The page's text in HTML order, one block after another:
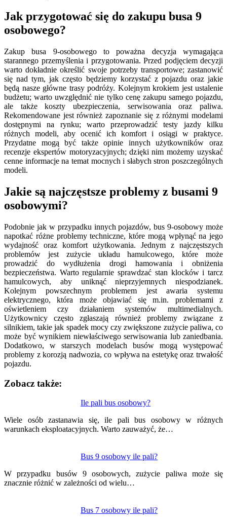
Jak przygotować się do zakupu busa 9
osobowego?
Zakup busa 9-osobowego to poważna decyzja wymagająca
starannego przemyślenia i przygotowania. Przed podjęciem decyzji
warto dokładnie określić swoje potrzeby transportowe; zastanowić
się nad tym, jak często będziemy korzystać z pojazdu oraz jakie
będą nasze główne trasy podróży. Kolejnym krokiem jest ustalenie
budżetu; warto uwzględnić nie tylko cenę zakupu samego pojazdu,
ale także koszty ubezpieczenia, serwisowania oraz paliwa.
Rekomendowane jest również zapoznanie się z różnymi modelami
dostępnymi na rynku; warto przeprowadzić testy jazdy kilku
różnych modeli, aby ocenić ich komfort i osiągi w praktyce.
Przydatne mogą być także opinie innych użytkowników oraz
recenzje ekspertów motoryzacyjnych; dzięki nim możemy uzyskać
cenne informacje na temat mocnych i słabych stron poszczególnych
modeli.
Jakie są najczęstsze problemy z busami 9
osobowymi?
Podobnie jak w przypadku innych pojazdów, bus 9-osobowy może
napotkać różne problemy techniczne, które mogą wpłynąć na jego
wydajność oraz komfort użytkowania. Jednym z najczęstszych
problemów jest zużycie układu hamulcowego, które może
prowadzić do wydłużenia drogi hamowania i obniżenia
bezpieczeństwa. Warto regularnie sprawdzać stan klocków i tarcz
hamulcowych, aby uniknąć nieprzyjemnych niespodzianek.
Kolejnym powszechnym problemem jest awaria systemu
elektrycznego, która może objawiać się m.in. problemami z
oświetleniem czy działaniem systemów multimedialnych.
Użytkownicy często zgłaszają również problemy związane z
silnikiem, takie jak spadek mocy czy zwiększone zużycie paliwa, co
może być wynikiem niewłaściwego serwisowania lub zaniedbania.
Dodatkowo, w starszych modelach busów mogą występować
problemy z korozją nadwozia, co wpływa na estetykę oraz trwałość
pojazdu.
Zobacz także:
Ile pali bus osobowy?
Wiele osób zastanawia się, ile pali bus osobowy w różnych
warunkach eksploatacyjnych. Warto zauważyć, że…
Bus 9 osobowy ile pali?
W przypadku busów 9 osobowych, zużycie paliwa może się
znacznie różnić w zależności od wielu…
Bus 7 osobowy ile pali?
wpisu